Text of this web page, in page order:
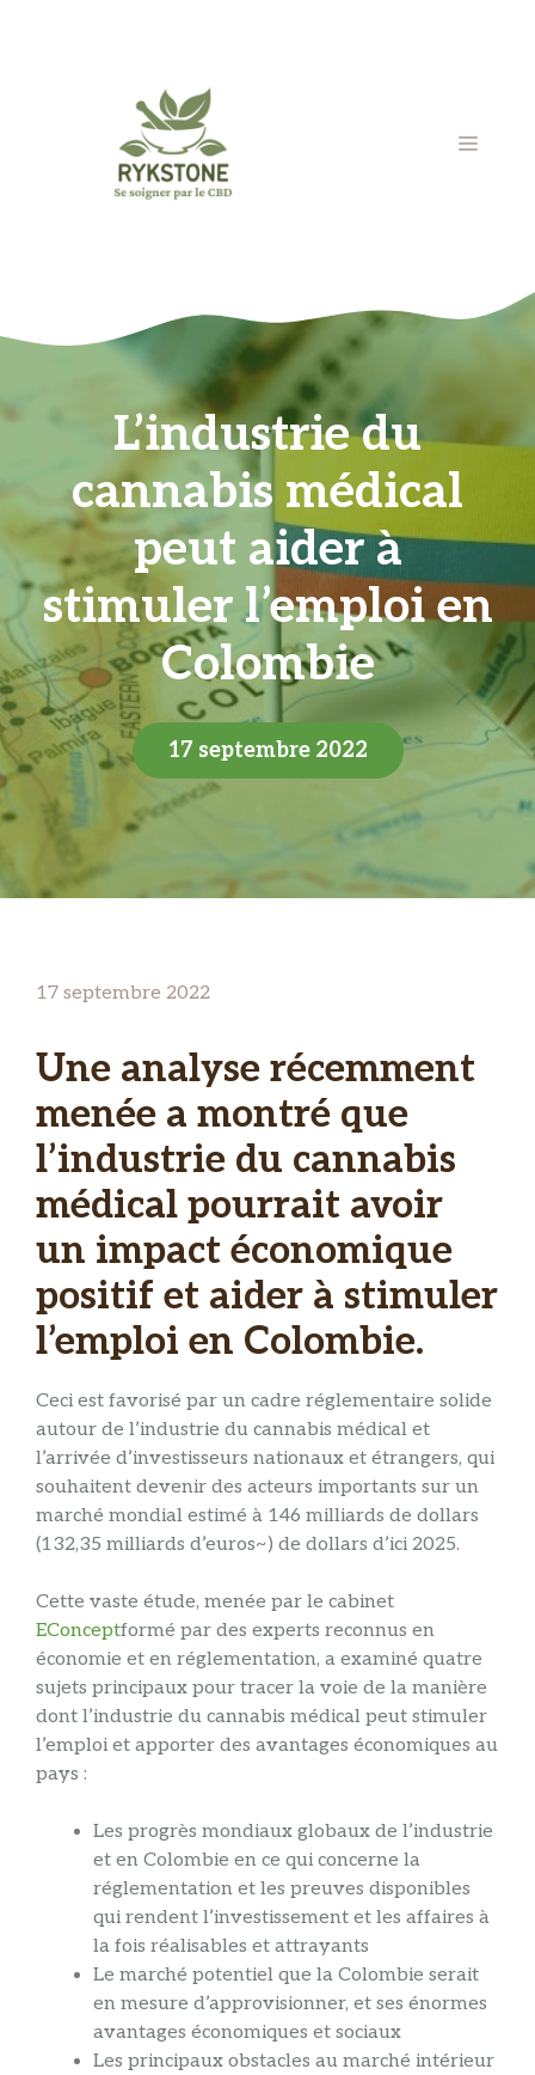
MENU
L’industrie du
cannabis médical
peut aider à
stimuler l’emploi en
Colombie
17 septembre 2022
17 septembre 2022
Une analyse récemment
menée a montré que
l’industrie du cannabis
médical pourrait avoir
un impact économique
positif et aider à stimuler
l’emploi en Colombie.
Ceci est favorisé par un cadre réglementaire solide
autour de l’industrie du cannabis médical et
l’arrivée d’investisseurs nationaux et étrangers, qui
souhaitent devenir des acteurs importants sur un
marché mondial estimé à 146 milliards de dollars
(132,35 milliards d’euros~) de dollars d’ici 2025.
Cette vaste étude, menée par le cabinet
EConceptformé par des experts reconnus en
économie et en réglementation, a examiné quatre
sujets principaux pour tracer la voie de la manière
dont l’industrie du cannabis médical peut stimuler
l’emploi et apporter des avantages économiques au
pays :
Les progrès mondiaux globaux de l’industrie
et en Colombie en ce qui concerne la
réglementation et les preuves disponibles
qui rendent l’investissement et les affaires à
la fois réalisables et attrayants
Le marché potentiel que la Colombie serait
en mesure d’approvisionner, et ses énormes
avantages économiques et sociaux
Les principaux obstacles au marché intérieur